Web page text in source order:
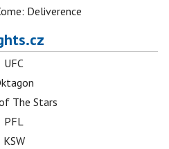
Deliverence
UFC
The Stars
PFL
KSW